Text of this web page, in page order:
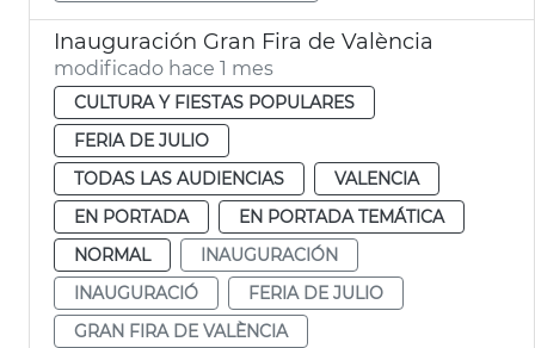
Inauguración Gran Fira de València
modificado hace 1 mes
CULTURA Y FIESTAS POPULARES
FERIA DE JULIO
TODAS LAS AUDIENCIAS
VALENCIA
EN PORTADA
EN PORTADA TEMÁTICA
NORMAL
INAUGURACIÓN
INAUGURACIÓ
FERIA DE JULIO
GRAN FIRA DE VALÈNCIA